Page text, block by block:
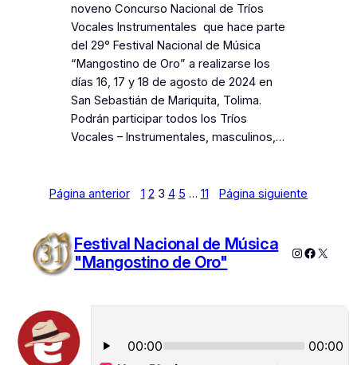
noveno Concurso Nacional de Tríos
Vocales Instrumentales que hace parte
del 29° Festival Nacional de Música
“Mangostino de Oro” a realizarse los
días 16, 17 y 18 de agosto de 2024 en
San Sebastián de Mariquita, Tolima.
Podrán participar todos los Tríos
Vocales – Instrumentales, masculinos,…
Página anterior 1 2 3 4 5 … 11 Página siguiente
Festival Nacional de Música
"Mangostino de Oro"
Instagram
X